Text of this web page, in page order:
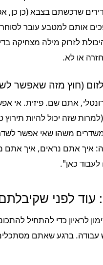
אותם למטבע עובר
לזרוק מילה מצחיקה
או לא.
(חוץ מזה שאפשר
אתם שם. פיזית. אי
שזה יכול להיות
משהו שאי אפשר לשדר
איך אתם נראים, איך אתם
כאן".
עוד לפני
ברגע שאתם